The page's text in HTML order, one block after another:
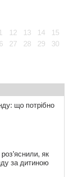
чемпіонату
сплатити понад
інтернату
грузина,
12 13 14
15
27 28 29
30
що потрібно
як
за дитиною